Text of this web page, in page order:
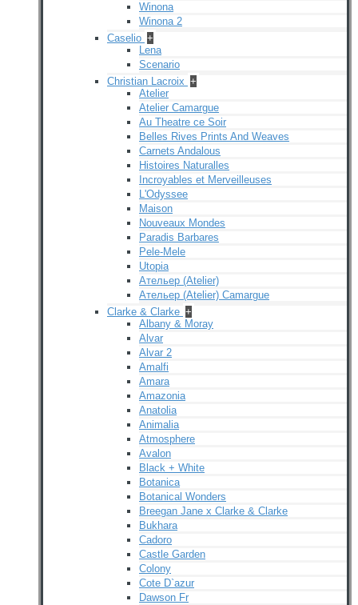
Winona
Winona 2
Caselio +
Lena
Scenario
Christian Lacroix +
Atelier
Atelier Camargue
Au Theatre ce Soir
Belles Rives Prints And Weaves
Carnets Andalous
Histoires Naturalles
Incroyables et Merveilleuses
L'Odyssee
Maison
Nouveaux Mondes
Paradis Barbares
Pele-Mele
Utopia
Ательер (Atelier)
Ательер (Atelier) Camargue
Clarke & Clarke +
Albany & Moray
Alvar
Alvar 2
Amalfi
Amara
Amazonia
Anatolia
Animalia
Atmosphere
Avalon
Black + White
Botanica
Botanical Wonders
Breegan Jane x Clarke & Clarke
Bukhara
Cadoro
Castle Garden
Colony
Cote D`azur
Dawson Fr